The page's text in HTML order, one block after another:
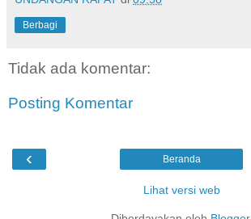
Berbagi
Tidak ada komentar:
Posting Komentar
‹ Beranda
Lihat versi web